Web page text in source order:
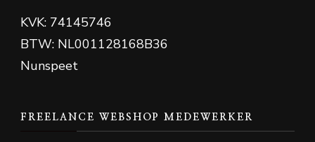
KVK: 74145746
BTW: NL001128168B36
Nunspeet
FREELANCE WEBSHOP MEDEWERKER